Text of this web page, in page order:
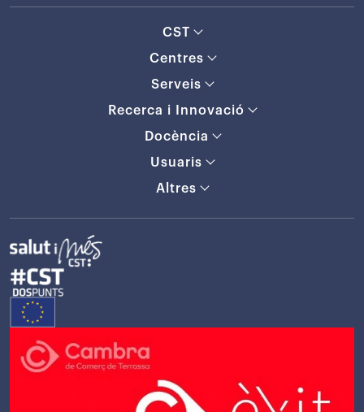
CST
Centres
Serveis
Recerca i Innovació
Docència
Usuaris
Altres